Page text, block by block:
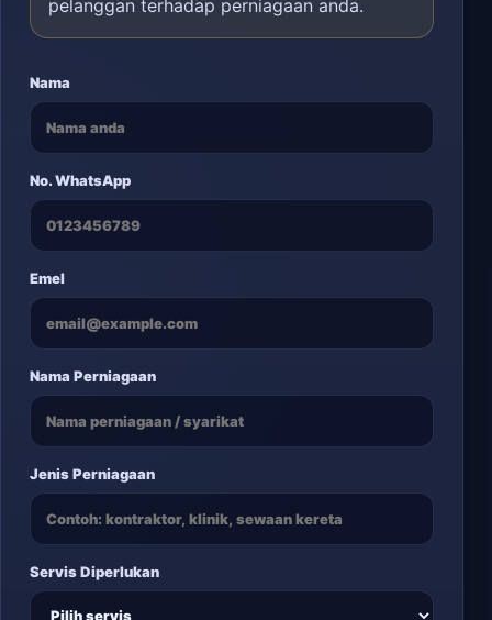
pelanggan terhadap perniagaan anda.
Nama
No. WhatsApp
Emel
Nama Perniagaan
Jenis Perniagaan
Servis Diperlukan